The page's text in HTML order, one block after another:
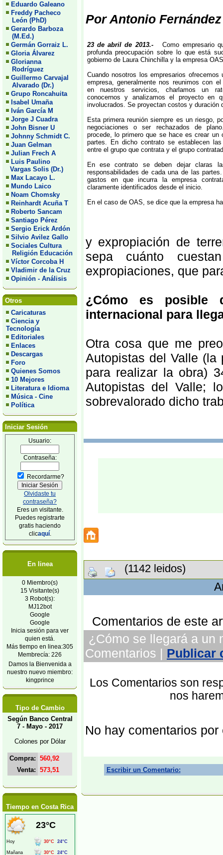
Eduardo Galeano
Freddy Pacheco
León (PhD)
Gerardo Barboza
(M.Ed.)
Germán Gorraiz L.
Gloria Álvarez
Glorianna
Rodríguez
Guillermo Carvajal
Alvarado (Dr.)
Grupo Roncahuita
Isabel Umaña
Iván García M
Jorge J Cuadra
John Bisner U
Johnny Schmidt C.
Juan Gelman
Julian Frech A
Luis Paulino
Vargas Solis (Dr.)
Max Lacayo L.
Mundo Laico
Noam Chomsky
Reinhardt Acuña T
Roberto Sancam
Santiago Pérez
Sergio Erick Ardón
Silvio Avilez Gallo
Sociales Cultura
Religión Educación
Víctor Corcoba H
Vladimir de la Cruz
Opinión - Análisis
Otros
Caricaturas
Ciencia y
Tecnología
Editoriales
Enlaces
Descargas
Foro
Quienes Somos
10 Mejores
Literatura e Idioma
Música - Cine
Política
Iniciar Sesión
Usuario:
Contraseña:
Recordarme?
Olvidaste tu
contraseña?
Eres un visitante.
Puedes registrarte
gratis haciendo
clicaquí.
En linea
0 Miembro(s)
15 Visitante(s)
3 Robot(s):
MJ12bot
Google
Google
Inicia sesión para ver
quien está.
Más tiempo en linea:305
Membrecía: 226
Damos la Bienvenida a
nuestro nuevo miembro:
kingprince
Tipo de Cambio
Según Banco Central
7 - Mayo - 2017
Colones por Dólar
Compra: 560,92
Venta: 573,51
Tiempo en Costa Rica
Por Antonio Fernández
23 de abril de 2013.-Como empresario
profunda preocupación sobre lo que está
gobierno de Laura Chinchilla y la empresa
Cuando nosotros los empresarios ofrecemos
empresa, generalmente nos reunimos con el
en nuestros servicios, charlamos un
conocernos y analizamos el proyecto en
involucrados. Se proyectan costos y duración
Esta primera reunión siempre es un riesgo,
negociaciones o ser rechazados de
procede, lo primero que se hace es crear un
partes. En dicho contrato se establecen
entre el grupo que contrata y el grupo
En ese contrato se deben dejar claras
responsabilidades de cada una de las
gastos en que incurra la empresa
claramente identificados desde el inicio.
En el caso de OAS, se dice que la empresa
y expropiación de
sepa cuánto
expropiaciones, que
¿Cómo es posible
internacional para
Otra cosa que me
Autopistas del Valle (la
para realizar la obra)
Autopistas del Valle;
sobrevalorado dicho
(1142 leidos)
Comentarios de este
¿Cómo se llegará a un
Comentarios | Publicar
Los Comentarios son
nos
No hay comentarios por
Escribir un Comentario: